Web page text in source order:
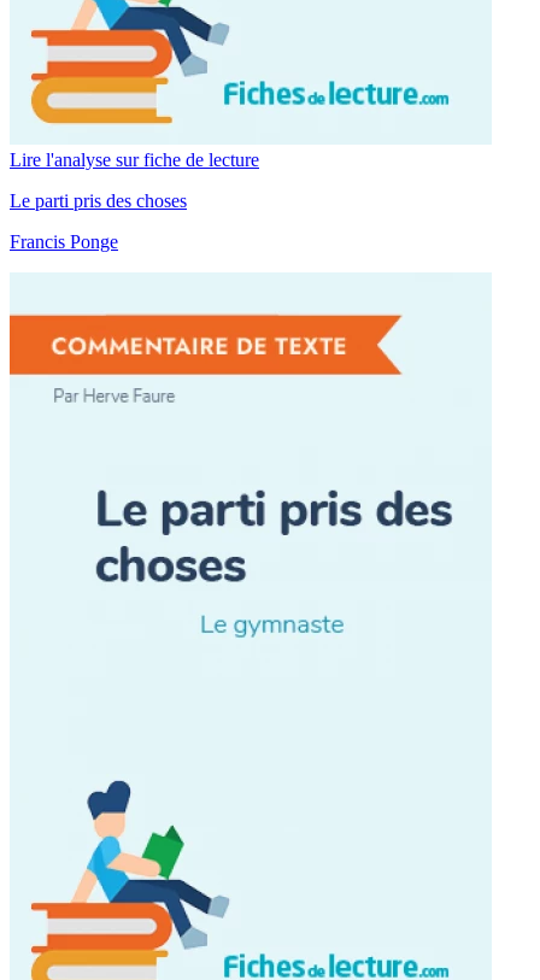
Lire l'analyse sur fiche de lecture
Le parti pris des choses
Francis Ponge